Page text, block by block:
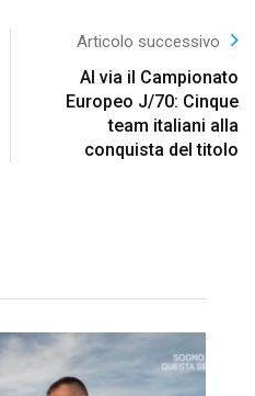
Articolo successivo
Al via il Campionato
Europeo J/70: Cinque
team italiani alla
conquista del titolo